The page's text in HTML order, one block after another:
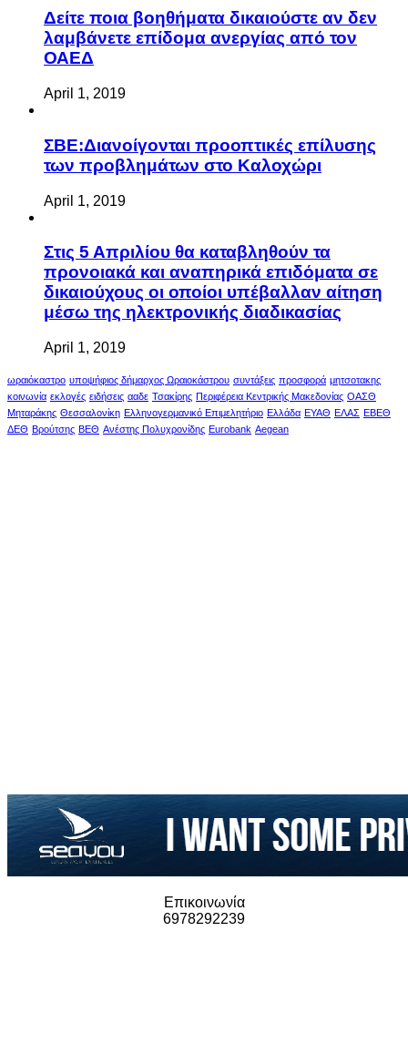
Δείτε ποια βοηθήματα δικαιούστε αν δεν
λαμβάνετε επίδομα ανεργίας από τον
ΟΑΕΔ
April 1, 2019
ΣΒΕ:Διανοίγονται προοπτικές επίλυσης
των προβλημάτων στο Καλοχώρι
April 1, 2019
Στις 5 Απριλίου θα καταβληθούν τα
προνοιακά και αναπηρικά επιδόματα σε
δικαιούχους οι οποίοι υπέβαλλαν αίτηση
μέσω της ηλεκτρονικής διαδικασίας
April 1, 2019
ωραιόκαστρο υποψήφιος δήμαρχος Ωραιοκάστρου συντάξεις προσφορά μητσοτακης
κοινωνία εκλογές ειδήσεις ααδε Τσακίρης Περιφέρεια Κεντρικής Μακεδονίας ΟΑΣΘ
Μηταράκης Θεσσαλονίκη Ελληνογερμανικό Επιμελητήριο Ελλάδα ΕΥΑΘ ΕΛΑΣ ΕΒΕΘ
ΔΕΘ Βρούτσης ΒΕΘ Ανέστης Πολυχρονίδης Eurobank Aegean
Επικοινωνία
6978292239